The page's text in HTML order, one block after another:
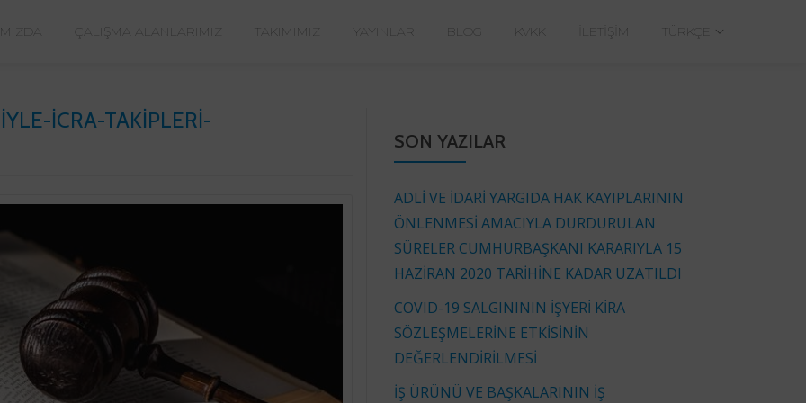
ÇALIŞMA ALANLARIMIZ TAKIMIMIZ YAYINLAR BLOG KVKK İLETIŞIM TÜRKÇE
ICRA-TAKIPLERI-
SON YAZILAR
ADLİ VE İDARİ YARGIDA HAK KAYIPLARININ
ÖNLENMESİ AMACIYLA DURDURULAN
SÜRELER CUMHURBAŞKANI KARARIYLA 15
HAZİRAN 2020 TARİHİNE KADAR UZATILDI
COVID-19 SALGINININ İŞYERİ KİRA
SÖZLEŞMELERİNE ETKİSİNİN
DEĞERLENDİRİLMESİ
İŞ ÜRÜNÜ VE BAŞKALARININ İŞ